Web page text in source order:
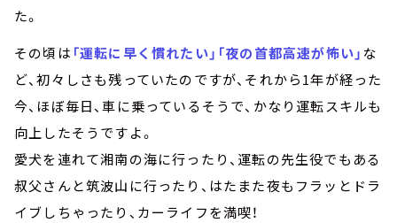
た。
その頃は 「運転に早く慣れたい」「夜の首都高速が怖い」 な
ど、初々しさも残っていたのですが、それから1年が経った
今、ほぼ毎日、車に乗っているそうで、かなり運転スキルも
向上したそうですよ。
愛犬を連れて湘南の海に行ったり、運転の先生役でもある
叔父さんと筑波山に行ったり、はたまた夜もフラッとドラ
イブしちゃったり、カーライフを満喫！